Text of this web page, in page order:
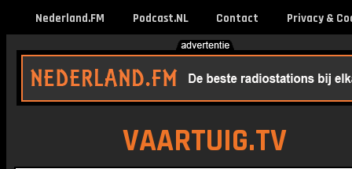
Nederland.FM Podcast.NL Contact Privacy &
VAARTUIG.TV